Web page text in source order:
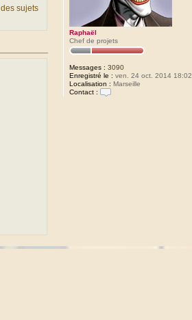
Raphaël
Chef de projets
Messages : 3090
Enregistré le : ven. 24 oct. 2014 18:02
Localisation : Marseille
Contact :
sujets